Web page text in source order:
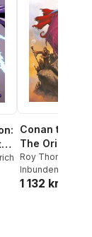
Conan the
The Original
Years
Roy Thomas
Chuck Dixon
Inbunden
1 132 kr